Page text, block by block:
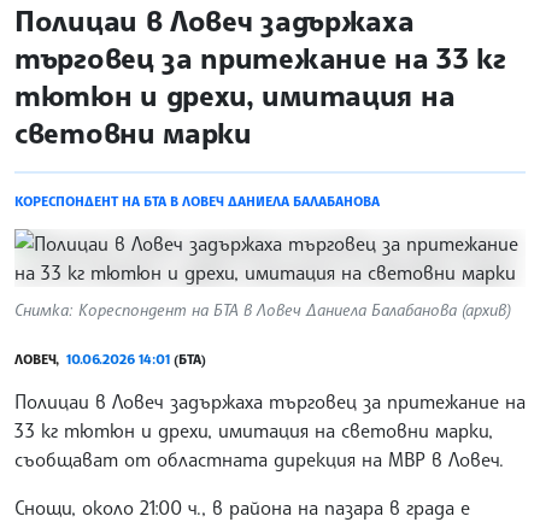
site.bta
Полицаи в Ловеч задържаха
търговец за притежание на 33 кг
тютюн и дрехи, имитация на
световни марки
КОРЕСПОНДЕНТ НА БТА В ЛОВЕЧ ДАНИЕЛА БАЛАБАНОВА
Снимка: Кореспондент на БТА в Ловеч Даниела Балабанова (архив)
ЛОВЕЧ, 10.06.2026 14:01 (БТА)
Полицаи в Ловеч задържаха търговец за притежание на
33 кг тютюн и дрехи, имитация на световни марки,
съобщават от областната дирекция на МВР в Ловеч.
Снощи, около 21:00 ч., в района на пазара в града е